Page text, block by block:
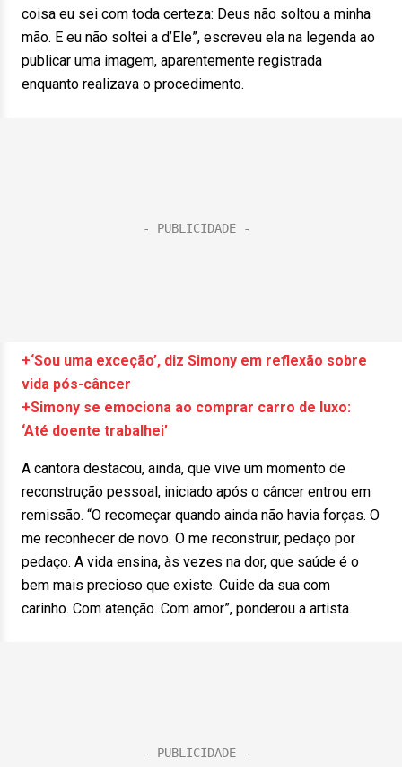
coisa eu sei com toda certeza: Deus não soltou a minha
mão. E eu não soltei a d’Ele”, escreveu ela na legenda ao
publicar uma imagem, aparentemente registrada
enquanto realizava o procedimento.
+‘Sou uma exceção’, diz Simony em reflexão sobre
vida pós-câncer
+Simony se emociona ao comprar carro de luxo:
‘Até doente trabalhei’
A cantora destacou, ainda, que vive um momento de
reconstrução pessoal, iniciado após o câncer entrou em
remissão. “O recomeçar quando ainda não havia forças. O
me reconhecer de novo. O me reconstruir, pedaço por
pedaço. A vida ensina, às vezes na dor, que saúde é o
bem mais precioso que existe. Cuide da sua com
carinho. Com atenção. Com amor”, ponderou a artista.